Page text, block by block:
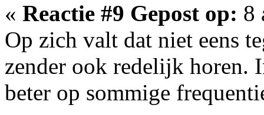
« Reactie #9 Gepost op: 8
Op zich valt dat niet eens
zender ook redelijk horen.
beter op sommige